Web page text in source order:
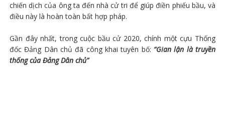
chiến dịch của ông ta đến nhà cử tri để giúp điền phiếu bầu, và
điều này là hoàn toàn bất hợp pháp.
Gần đây nhất, trong cuộc bầu cử 2020, chính một cựu Thống
đốc Đảng Dân chủ đã công khai tuyên bố: “Gian lận là truyền
thống của Đảng Dân chủ”